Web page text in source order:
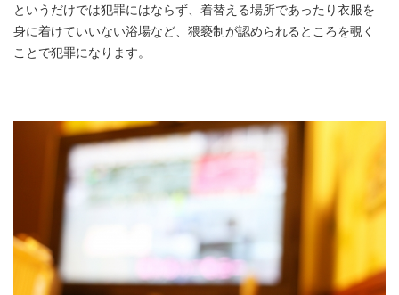
というだけでは犯罪にはならず、着替える場所であったり衣服を
身に着けていいない浴場など、猥褻制が認められるところを覗く
ことで犯罪になります。